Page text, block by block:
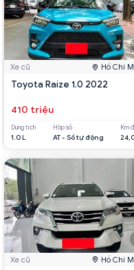
Xe cũ Hồ Chí
Toyota Raize 1.0 2022
410 triệu
Dung tích
1.0 L
Hộp số
AT - Số tự động
Km
Xe cũ Hồ Chí